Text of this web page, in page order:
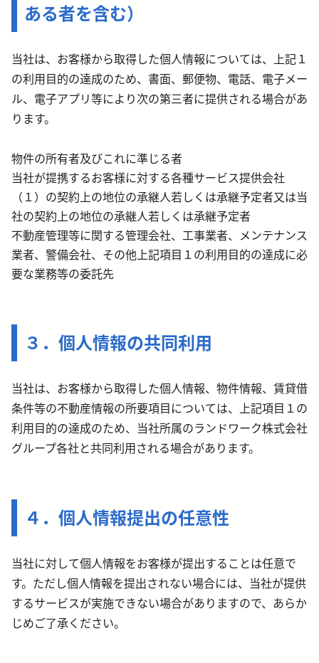
ある者を含む）
当社は、お客様から取得した個人情報については、上記１
の利用目的の達成のため、書面、郵便物、電話、電子メー
ル、電子アプリ等により次の第三者に提供される場合があ
ります。
物件の所有者及びこれに準じる者
当社が提携するお客様に対する各種サービス提供会社
（１）の契約上の地位の承継人若しくは承継予定者又は当
社の契約上の地位の承継人若しくは承継予定者
不動産管理等に関する管理会社、工事業者、メンテナンス
業者、警備会社、その他上記項目 １の利用目的の達成に必
要な業務等の委託先
３．個人情報の共同利用
当社は、お客様から取得した個人情報、物件情報、賃貸借
条件等の不動産情報の所要項目については、上記項目１の
利用目的の達成のため、当社所属のランドワーク株式会社
グループ各社と共同利用される場合があります。
４．個人情報提出の任意性
当社に対して個人情報をお客様が提出することは任意で
す。ただし個人情報を提出されない場合には、当社が提供
するサービスが実施できない場合がありますので、あらか
じめご了承ください。